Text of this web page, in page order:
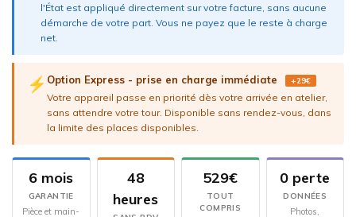
l'État est appliqué directement sur votre facture, sans aucune
démarche de votre part. Vous ne payez que le reste à charge
net.
⚡ Option Express - prise en charge immédiate +29€
Votre appareil passe en priorité dès votre arrivée en atelier,
sans attendre votre tour. Disponible sans rendez-vous, dans
la limite des places disponibles.
6 mois
GARANTIE
Pièce et main-
48
heures
529€
TOUT
COMPRIS
0 perte
DONNÉES
Photos,